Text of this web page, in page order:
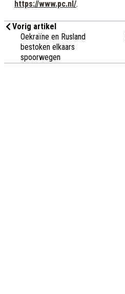
https://www.pc.nl/.
Vorig artikel
Oekraïne en Rusland
bestoken elkaars
spoorwegen